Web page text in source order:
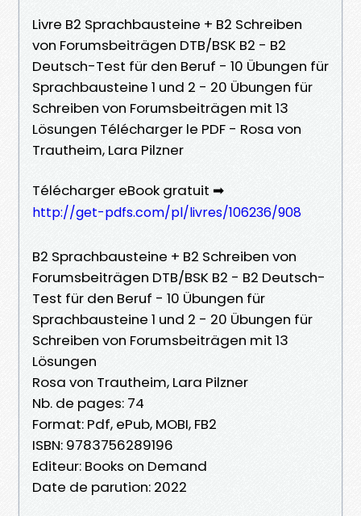
Livre B2 Sprachbausteine + B2 Schreiben
von Forumsbeiträgen DTB/BSK B2 - B2
Deutsch-Test für den Beruf - 10 Übungen für
Sprachbausteine 1 und 2 - 20 Übungen für
Schreiben von Forumsbeiträgen mit 13
Lösungen Télécharger le PDF - Rosa von
Trautheim, Lara Pilzner
Télécharger eBook gratuit ➡
http://get-pdfs.com/pl/livres/106236/908
B2 Sprachbausteine + B2 Schreiben von
Forumsbeiträgen DTB/BSK B2 - B2 Deutsch-
Test für den Beruf - 10 Übungen für
Sprachbausteine 1 und 2 - 20 Übungen für
Schreiben von Forumsbeiträgen mit 13
Lösungen
Rosa von Trautheim, Lara Pilzner
Nb. de pages: 74
Format: Pdf, ePub, MOBI, FB2
ISBN: 9783756289196
Editeur: Books on Demand
Date de parution: 2022